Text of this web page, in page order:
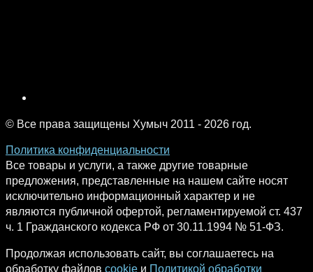
© Все права защищены Хумыч 2011 - 2026 год.
Политика конфиденциальности
Все товары и услуги, а также другие товарные
предложения, представленные на нашем сайте носят
исключительно информационный характер и не
являются публичной офертой, регламентируемой ст. 437
ч. 1 Гражданского кодекса РФ от 30.11.1994 № 51-ФЗ.
Продолжая использовать сайт, вы соглашаетесь на
обработку файлов cookie и Политикой обработки